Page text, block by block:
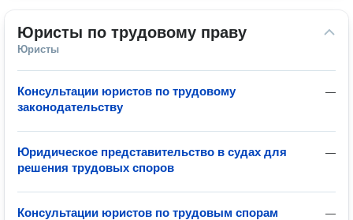
Юристы по трудовому праву
Юристы
—
Консультации юристов по трудовому
законодательству
—
Юридическое представительство в судах для
решения трудовых споров
—
Консультации юристов по трудовым спорам